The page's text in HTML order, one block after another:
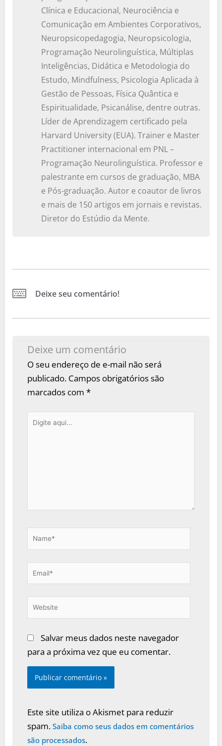
Clínica e Educacional, Neurociência e
Comunicação em Ambientes Corporativos,
Neuropsicopedagogia, Neuropsicologia,
Programação Neurolinguística, Múltiplas
Inteligências, Didática e Metodologia do
Estudo, Mindfulness, Psicologia Aplicada à
Gestão de Pessoas, Física Quântica e
Espiritualidade, Psicanálise, dentre outras.
Líder de Aprendizagem certificado pela
Harvard University (EUA). Trainer e Master
Practitioner internacional em PNL –
Programação Neurolinguística. Professor e
palestrante em cursos de graduação, MBA
e Pós-graduação. Autor e coautor de livros
e mais de 150 artigos em jornais e revistas.
Diretor do Estúdio da Mente.
Deixe seu comentário!
Deixe um comentário
O seu endereço de e-mail não será
publicado. Campos obrigatórios são
marcados com *
Digite
Name*
Email*
Website
Salvar meus dados neste navegador
para a próxima vez que eu comentar.
Este site utiliza o Akismet para reduzir
spam. Saiba como seus dados em comentários
são processados.